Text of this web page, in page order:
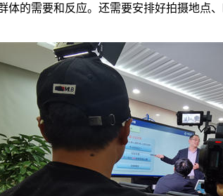
体的需要和反应。还需要安排好拍摄地点